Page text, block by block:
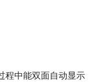
程中能双面自动显示